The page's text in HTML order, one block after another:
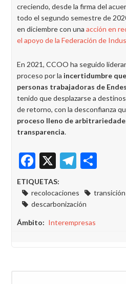
creciendo, desde la firma del
todo el segundo semestre de
en diciembre con una acción en
el apoyo de la Federación de
En 2021, CCOO ha seguido
proceso por la incertidumbre
personas trabajadoras de
tenido que desplazarse a
de retorno, con la desconfianza
proceso lleno de
transparencia.
Facebook
X
ETIQUETAS:
recolocaciones
descarbonización
Ámbito Interempresas